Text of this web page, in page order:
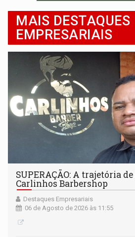
MAIS DESTAQUES
EMPRESARIAIS
SUPERAÇÃO: A trajetória
Carlinhos Barbershop
Destaques Empresariais
06 de Agosto de 2026 às 11:55